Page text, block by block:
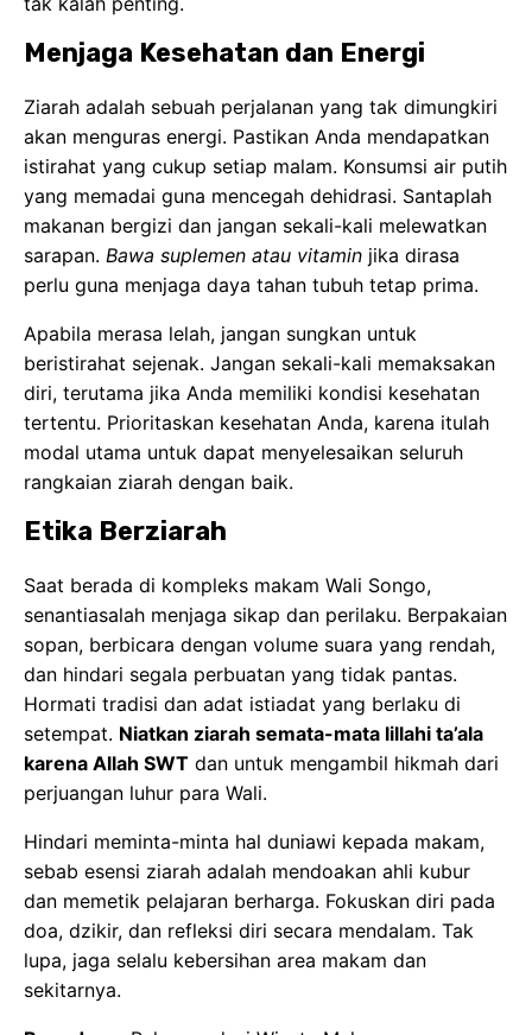
beristirahat sejenak. Jangan sekali-kali memaksakan
tertentu. Prioritaskan kesehatan Anda, karena itulah
modal utama untuk dapat menyelesaikan seluruh
rangkaian ziarah dengan baik.
Etika Berziarah
Saat berada di kompleks makam Wali Songo,
sopan, berbicara dengan volume suara yang rendah,
dan hindari segala perbuatan yang tidak pantas.
Hormati tradisi dan adat istiadat yang berlaku di
setempat.Niatkan ziarah semata-mata lillahi ta’ala
karena Allah SWTdan untuk mengambil hikmah dari
perjuangan luhur para Wali.
Hindari meminta-minta hal duniawi kepada makam,
dan memetik pelajaran berharga. Fokuskan diri pada
doa, dzikir, dan refleksi diri secara mendalam. Tak
lupa, jaga selalu kebersihan area makam dan
sekitarnya.
Baca Juga: Rekomendasi Wisata Malang
Instagramable Terpopuler 2026
Akan Dikunjungi
Wali di Jawa Timur
PerjalananZiarah Wali 9 dari Malang atau Surabaya
akan dengan mulus dimulai dengan mengunjungi